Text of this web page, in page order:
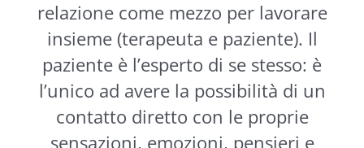
relazione come mezzo per lavorare
insieme (terapeuta e paziente). Il
paziente è l’esperto di se stesso: è
l’unico ad avere la possibilità di un
contatto diretto con le proprie
sensazioni, emozioni, pensieri e